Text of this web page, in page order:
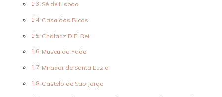
Sé de Lisboa
Casa dos Bicos
Chafariz D’El Rei
Museu do Fado
Mirador de Santa Luzia
Castelo de Sao Jorge